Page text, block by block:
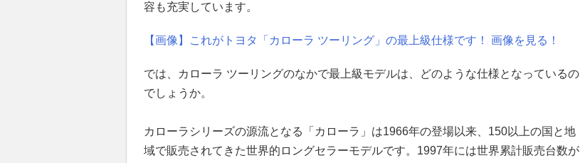
容も充実しています。
【画像】これがトヨタ「カローラ ツーリング」の最上級仕様です！ 画像を見る！
では、カローラ ツーリングのなかで最上級モデルは、どのような仕様となっているの
でしょうか。
カローラシリーズの源流となる「カローラ」は1966年の登場以来、150以上の国と地
域で販売されてきた世界的ロングセラーモデルです。1997年には世界累計販売台数が